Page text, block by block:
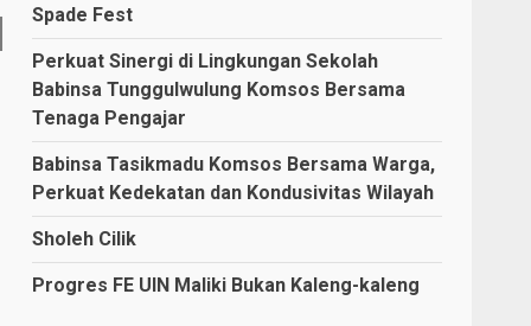
Spade Fest
Perkuat Sinergi di Lingkungan Sekolah
Babinsa Tunggulwulung Komsos Bersama
Tenaga Pengajar
Babinsa Tasikmadu Komsos Bersama Warga,
Perkuat Kedekatan dan Kondusivitas Wilayah
Sholeh Cilik
Progres FE UIN Maliki Bukan Kaleng-kaleng